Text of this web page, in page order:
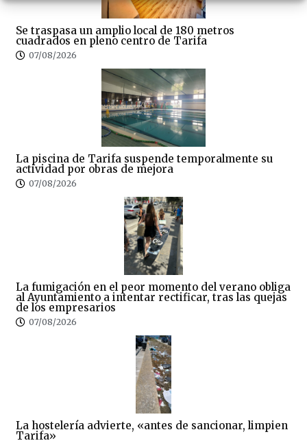
Se traspasa un amplio local de 180 metros
cuadrados en pleno centro de Tarifa
07/08/2026
La piscina de Tarifa suspende temporalmente su
actividad por obras de mejora
07/08/2026
La fumigación en el peor momento del verano obliga
al Ayuntamiento a intentar rectificar, tras las quejas
de los empresarios
07/08/2026
La hostelería advierte, «antes de sancionar, limpien
Tarifa»